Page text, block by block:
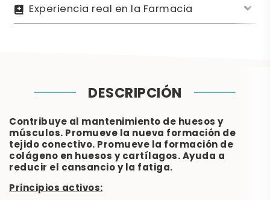
Experiencia real en la Farmacia
DESCRIPCIÓN
Contribuye al mantenimiento de huesos y
músculos. Promueve la nueva formación de
tejido conectivo. Promueve la formación de
colágeno en huesos y cartílagos. Ayuda a
reducir el cansancio y la fatiga.
Principios activos: